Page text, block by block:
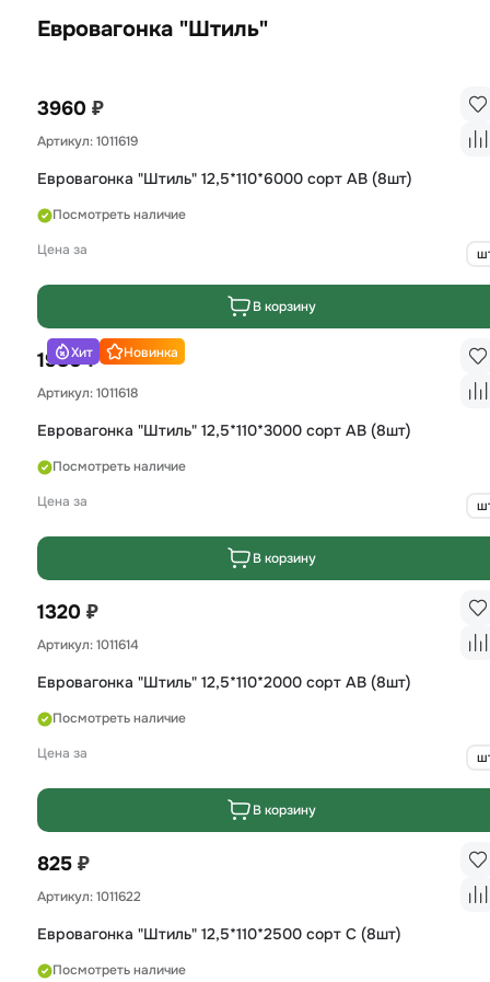
Евровагонка "Штиль"
3960 ₽
Артикул: 1011619
Евровагонка "Штиль" 12,5*110*6000 сорт AB (8шт)
Посмотреть наличие
Цена за
В корзину
Хит Новинка
1980₽
Артикул: 1011618
Евровагонка "Штиль" 12,5*110*3000 сорт AB (8шт)
Посмотреть наличие
Цена за
В корзину
1320 ₽
Артикул: 1011614
Евровагонка "Штиль" 12,5*110*2000 сорт AB (8шт)
Посмотреть наличие
Цена за
В корзину
825 ₽
Артикул: 1011622
Евровагонка "Штиль" 12,5*110*2500 сорт С (8шт)
Посмотреть наличие